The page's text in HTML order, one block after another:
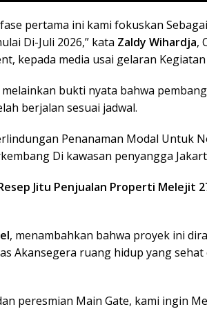
pertama ini kami fokuskan
Di-Juli 2026,” kata Zaldy Wihardja,
kepada media usai gelaran
bukti nyata bahwa
berjalan sesuai jadwal.
Penanaman Modal Untuk
Di kawasan penyangga
Jitu Penjualan Properti Melejit
, menambahkan bahwa proyek ini
Akansegera ruang hidup yang sehat
peresmian Main Gate, kami ingin